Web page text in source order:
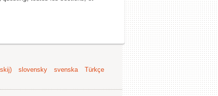
slovensky svenska Türkçe